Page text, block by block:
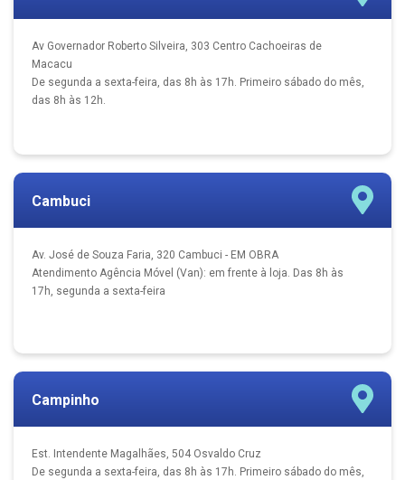
Av Governador Roberto Silveira, 303 Centro Cachoeiras de
Macacu
De segunda a sexta-feira, das 8h às 17h. Primeiro sábado do mês,
das 8h às 12h.
Cambuci
Av. José de Souza Faria, 320 Cambuci - EM OBRA
Atendimento Agência Móvel (Van): em frente à loja. Das 8h às
17h, segunda a sexta-feira
Campinho
Est. Intendente Magalhães, 504 Osvaldo Cruz
De segunda a sexta-feira, das 8h às 17h. Primeiro sábado do mês,